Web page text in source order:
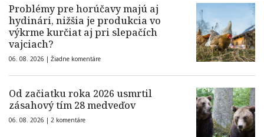
Problémy pre horúčavy majú aj
hydinári, nižšia je produkcia vo
výkrme kurčiat aj pri slepačích
vajciach?
06. 08. 2026 | Žiadne komentáre
Od začiatku roka 2026 usmrtil
zásahový tím 28 medveďov
06. 08. 2026 | 2 komentáre